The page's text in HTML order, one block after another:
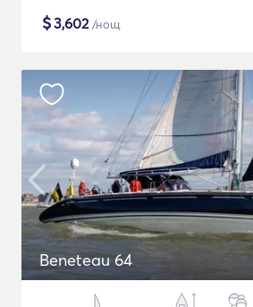
$3,602/нощ
Beneteau 64